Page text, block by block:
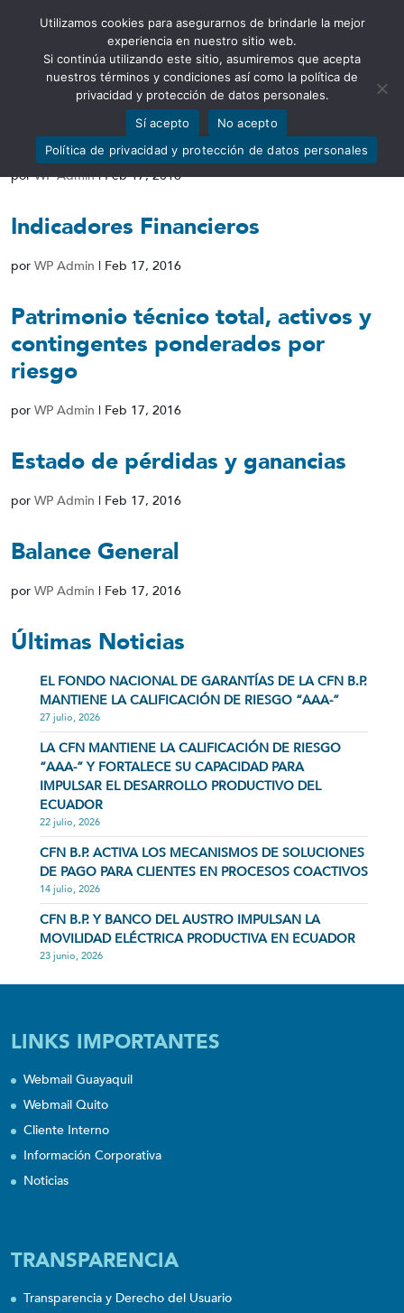
Abrir barra de herramientas
Calificación de activos de riesgo
porWP Admin|Feb 17, 2016
Indicadores Financieros
por WP Admin | Feb 17, 2016
Patrimonio técnico total, activos y
contingentes ponderados por
riesgo
por WP Admin | Feb 17, 2016
Estado de pérdidas y ganancias
por WP Admin | Feb 17, 2016
Balance General
por WP Admin | Feb 17, 2016
Últimas Noticias
EL FONDO NACIONAL DE GARANTÍAS DE LA CFN B.P.
MANTIENE LA CALIFICACIÓN DE RIESGO “AAA-”
27 julio, 2026
LA CFN MANTIENE LA CALIFICACIÓN DE RIESGO
“AAA-” Y FORTALECE SU CAPACIDAD PARA
IMPULSAR EL DESARROLLO PRODUCTIVO DEL
ECUADOR
22 julio, 2026
CFN B.P. ACTIVA LOS MECANISMOS DE SOLUCIONES
DE PAGO PARA CLIENTES EN PROCESOS COACTIVOS
14 julio, 2026
CFN B.P. Y BANCO DEL AUSTRO IMPULSAN LA
MOVILIDAD ELÉCTRICA PRODUCTIVA EN ECUADOR
23 junio, 2026
LINKS IMPORTANTES
Webmail Guayaquil
Webmail Quito
Cliente Interno
Información Corporativa
Noticias
TRANSPARENCIA
Transparencia y Derecho del Usuario
Utilizamos cookies para asegurarnos de brindarle la mejor
experiencia en nuestro sitio web.
Si continúa utilizando este sitio, asumiremos que acepta
nuestros términos y condiciones así como la política de
privacidad y protección de datos personales.
Sí acepto
No acepto
Política de privacidad y protección de datos personales